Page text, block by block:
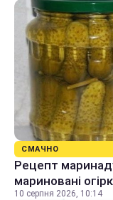
СМАЧНО
Рецепт
мариновані
10 серпня 2026, 10:14